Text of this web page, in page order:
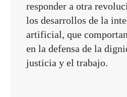
responder a otra
los desarrollos de la
artificial, que
en la defensa de la
justicia y el trabajo.